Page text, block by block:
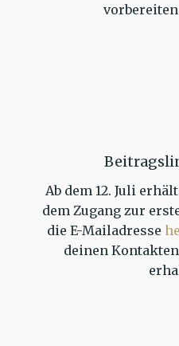
Ab dem 12. Juli
dem Zugang zur
die E-Mailadresse
deinen